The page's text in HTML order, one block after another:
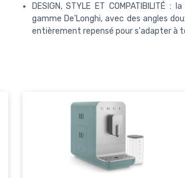
DESIGN, STYLE ET
gamme De'Longhi, avec des angles
entièrement repensé pour s'adapter à